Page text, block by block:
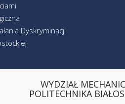
Dyskryminacji
WYDZIAŁ
POLITECHNIKA